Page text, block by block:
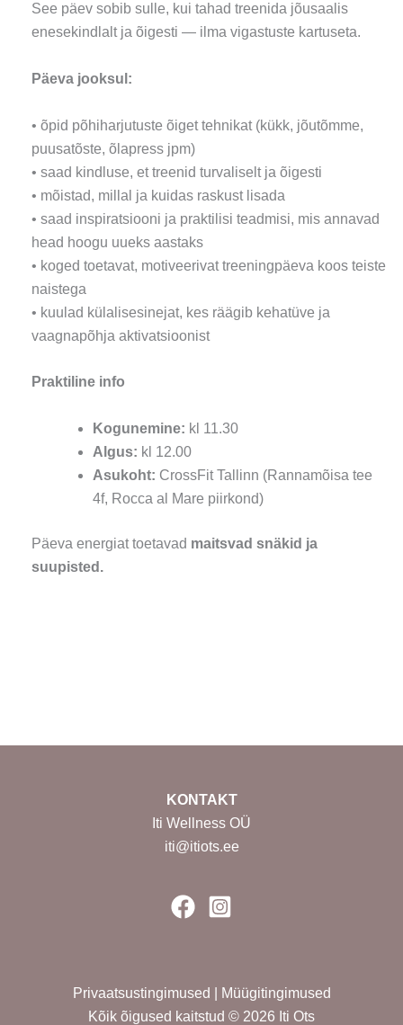
See päev sobib sulle, kui tahad treenida jõusaalis
enesekindlalt ja õigesti — ilma vigastuste kartuseta.
Päeva jooksul:
• õpid põhiharjutuste õiget tehnikat (kükk, jõutõmme,
puusatõste, õlapress jpm)
• saad kindluse, et treenid turvaliselt ja õigesti
• mõistad, millal ja kuidas raskust lisada
• saad inspiratsiooni ja praktilisi teadmisi, mis annavad
head hoogu uueks aastaks
• koged toetavat, motiveerivat treeningpäeva koos teiste
naistega
• kuulad külalisesinejat, kes räägib kehatüve ja
vaagnapõhja aktivatsioonist
Praktiline info
Kogunemine: kl 11.30
Algus: kl 12.00
Asukoht: CrossFit Tallinn (Rannamõisa tee
4f, Rocca al Mare piirkond)
Päeva energiat toetavad maitsvad snäkid ja
suupisted.
KONTAKT
Iti Wellness OÜ
iti@itiots.ee
Privaatsustingimused
Müügitingimused
Kõik õigused kaitstud © 2026 Iti Ots